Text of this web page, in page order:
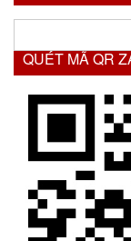
QUÉT MÃ QR